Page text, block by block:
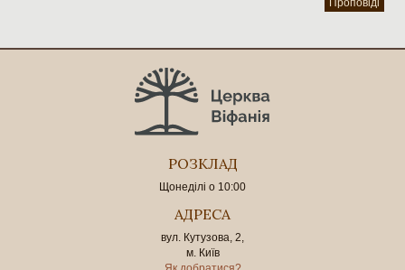
РОЗКЛАД
Щонеділі о 10:00
АДРЕСА
вул. Кутузова, 2,
м. Київ